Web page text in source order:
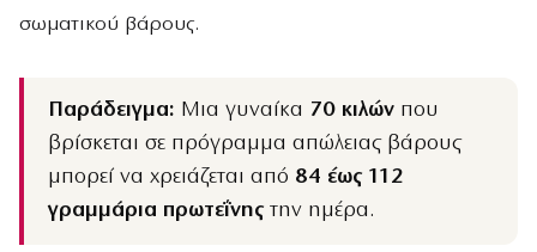
σωματικού βάρους.
Παράδειγμα: Μια γυναίκα 70 κιλών που
βρίσκεται σε πρόγραμμα απώλειας βάρους
μπορεί να χρειάζεται από 84 έως 112
γραμμάρια πρωτεΐνης την ημέρα.